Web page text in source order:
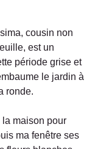
cousin non
est un
période grise et
le jardin à
ronde.
maison pour
ma fenêtre ses